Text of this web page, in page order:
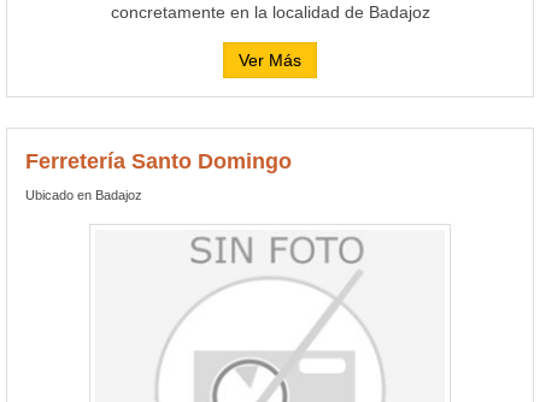
concretamente en la localidad de Badajoz
Ver Más
Ferretería Santo Domingo
Ubicado en Badajoz